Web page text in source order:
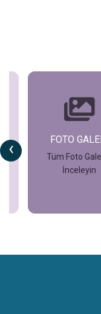
‹ FOTO
Tüm Foto
İnceleyin